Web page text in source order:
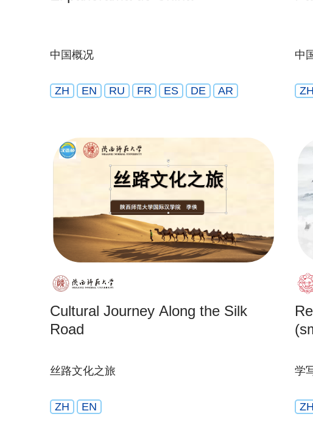
中国概况
ZH EN RU FR ES DE AR
中
ZH
Cultural Journey Along the Silk
Road
丝路文化之旅
ZH EN
学
ZH